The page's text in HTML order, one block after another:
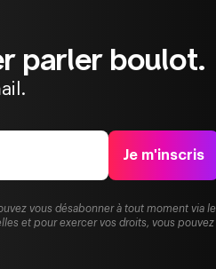
parler boulot.
Je m'inscris
vous désabonner à tout moment via le
et pour exercer vos droits, vous pouvez